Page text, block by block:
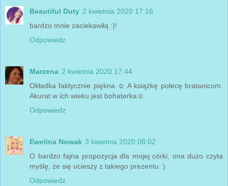
Beautiful Duty 2 kwietnia 2020 17:16
bardzo mnie zaciekawiłą :)!
Odpowiedz
Marzena 2 kwietnia 2020 17:44
Okładka faktycznie piękna ☺️ A książkę polecę bratanicom.
Akurat w ich wieku jest bohaterka☺️
Odpowiedz
Ewelina Nowak 3 kwietnia 2020 08:02
O bardzo fajna propozycja dla mojej córki, ona dużo czyta
myślę, że się ucieszy z takiego prezentu :)
Odpowiedz